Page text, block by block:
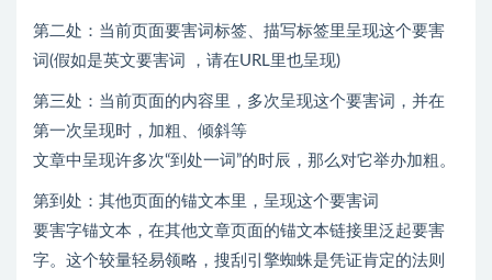
第二处：当前页面要害词标签、描写标签里呈现这个要害
词(假如是英文要害词 ，请在URL里也呈现)
第三处：当前页面的内容里，多次呈现这个要害词，并在
第一次呈现时，加粗、倾斜等
文章中呈现许多次“到处一词”的时辰，那么对它举办加粗。
第到处：其他页面的锚文本里，呈现这个要害词
要害字锚文本，在其他文章页面的锚文本链接里泛起要害
字。这个较量轻易领略，搜刮引擎蜘蛛是凭证肯定的法则